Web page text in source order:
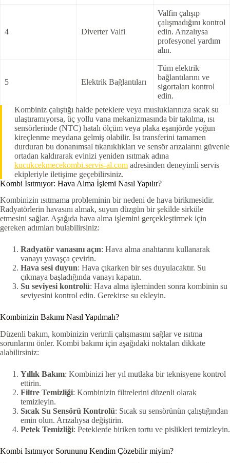
4 Diverter Valfi
Valfin çalışıp
çalışmadığını kontrol
edin. Arızalıysa
profesyonel yardım
alın.
5 Elektrik Bağlantıları
Tüm elektrik
bağlantılarını ve
sigortaları kontrol
edin.
Kombiniz çalıştığı halde peteklere veya musluklarınıza sıcak su
ulaştıramıyorsa, üç yollu vana mekanizmasında bir takılma, ısı
sensörlerinde (NTC) hatalı ölçüm veya plaka eşanjörde yoğun
kireçlenme meydana gelmiş olabilir. Isı transferini tamamen
durduran bu donanımsal tıkanıklıkları ve sensör arızalarını güvenle
ortadan kaldırarak evinizi yeniden ısıtmak adına
kucukcekmecekombi.servis-al.com adresinden deneyimli servis
ekipleriyle iletişime geçebilirsiniz.
Kombi Isıtmıyor: Hava Alma İşlemi Nasıl Yapılır?
Kombinizin ısıtmama probleminin bir nedeni de hava birikmesidir.
Radyatörlerin havasını almak, suyun düzgün bir şekilde sirküle
etmesini sağlar. Aşağıda hava alma işlemini gerçekleştirmek için
gereken adımları bulabilirsiniz:
Radyatör vanasını açın: Hava alma anahtarını kullanarak
vanayı yavaşça çevirin.
Hava sesi duyun: Hava çıkarken bir ses duyulacaktır. Su
çıkmaya başladığında vanayı kapatın.
Su seviyesi kontrolü: Hava alma işleminden sonra kombinin su
seviyesini kontrol edin. Gerekirse su ekleyin.
Kombinizin Bakımı Nasıl Yapılmalı?
Düzenli bakım, kombinizin verimli çalışmasını sağlar ve ısıtma
sorunlarını önler. Kombi bakımı için aşağıdaki noktaları dikkate
alabilirsiniz:
Yıllık Bakım: Kombinizi her yıl mutlaka bir teknisyene kontrol
ettirin.
Filtre Temizliği: Kombinizin filtrelerini düzenli olarak
temizleyin.
Sıcak Su Sensörü Kontrolü: Sıcak su sensörünün çalıştığından
emin olun. Arızalıysa değiştirin.
Petek Temizliği: Peteklerde biriken tortu ve pislikleri temizleyin.
Kombi Isıtmıyor Sorununu Kendim Çözebilir miyim?